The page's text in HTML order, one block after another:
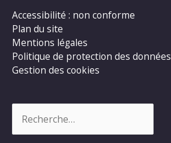
Accessibilité : non conforme
Plan du site
Mentions légales
Politique de protection des données
Gestion des cookies